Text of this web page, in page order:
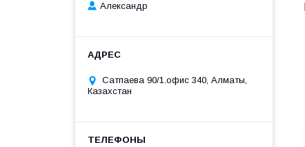
Александр
Сатпаева 90/1.офис 340, Алматы,
Казахстан